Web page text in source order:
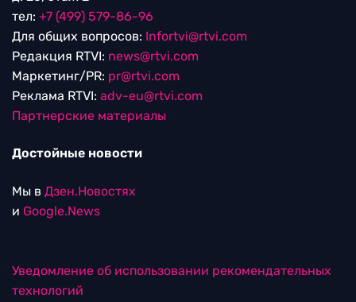
тел: +7 (499) 579-86-96
Для общих вопросов: Infortvi@rtvi.com
Редакция RTVI: news@rtvi.com
Маркетинг/PR: pr@rtvi.com
Реклама RTVI: adv-eu@rtvi.com
Партнерские материалы
Достойные новости
Мы в Дзен.Новостях
и Google.News
Уведомление об использовании рекомендательных
технологий